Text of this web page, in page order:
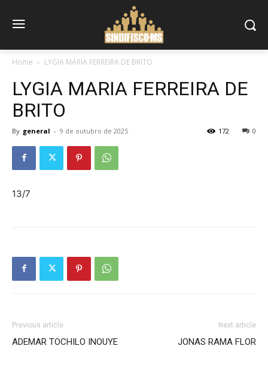
Home LYGIA MARIA FERREIRA DE BRITO
LYGIA MARIA FERREIRA DE
BRITO
By general - 9 de outubro de 2025 0
172
13/7
Previous article
ADEMAR TOCHILO INOUYE
Next article
JONAS RAMA FLOR